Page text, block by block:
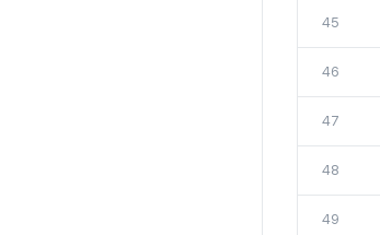
45
46
47
48
49